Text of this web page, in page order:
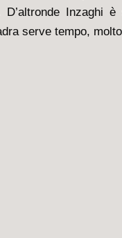
Inzaghi
serve tempo,